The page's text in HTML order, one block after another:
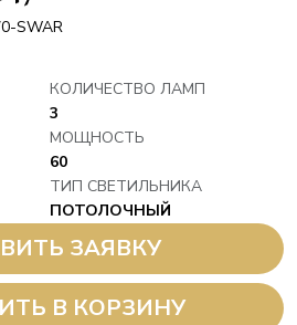
SWAR
КОЛИЧЕСТВО ЛАМП
3
МОЩНОСТЬ
60
ТИП СВЕТИЛЬНИКА
ПОТОЛОЧНЫЙ
ЗАЯВКУ
В КОРЗИНУ